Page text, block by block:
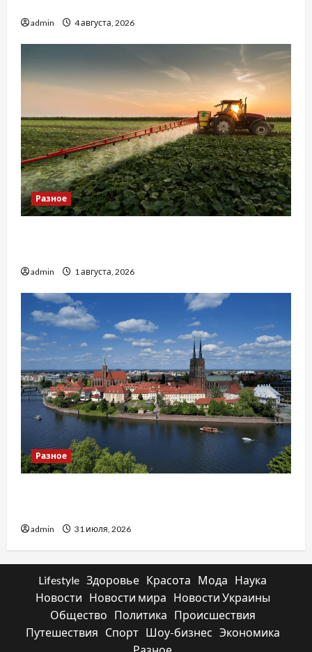
admin 4 августа, 2026
Разное
admin 1 августа, 2026
Разное
admin 31 июля, 2026
Lifestyle Здоровье Красота Мода
Наука
Новости
Новости мира
Новости Украины
Общество
Политика
Происшествия
Путешествия
Спорт Шоу-бизнес Экономика